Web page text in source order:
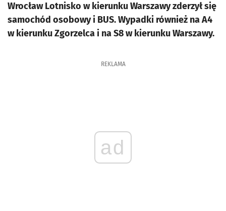
Wrocław Lotnisko w kierunku Warszawy zderzył się
samochód osobowy i BUS. Wypadki również na A4
w kierunku Zgorzelca i na S8 w kierunku Warszawy.
REKLAMA
ad